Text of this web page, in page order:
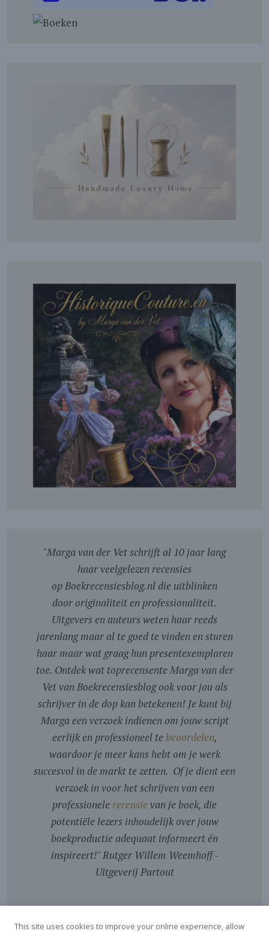
"Marga van der Vet schrijft al 10 jaar lang
haar veelgelezen recensies
op Boekrecensiesblog.nl die uitblinken
door originaliteit en professionaliteit.
Uitgevers en auteurs weten haar reeds
jarenlang maar al te goed te vinden en sturen
haar maar wat graag hun presentexemplaren
toe. Ontdek wat toprecensente Marga van der
Vet van Boekrecensiesblog ook voor jou als
schrijver in de dop kan betekenen! Je kunt bij
Marga een verzoek indienen om jouw script
eerlijk en professioneel te beoordelen,
waardoor je meer kans hebt om je werk
succesvol in de markt te zetten. Of je dient een
verzoek in voor het schrijven van een
professionele recensievan je boek, die
potentiële lezers inhoudelijk over jouw
boekproductie adequaat informeert én
inspireert!"Rutger Willem Weemhoff -
Uitgeverij Partout
This site uses cookies to improve your online experience, allow